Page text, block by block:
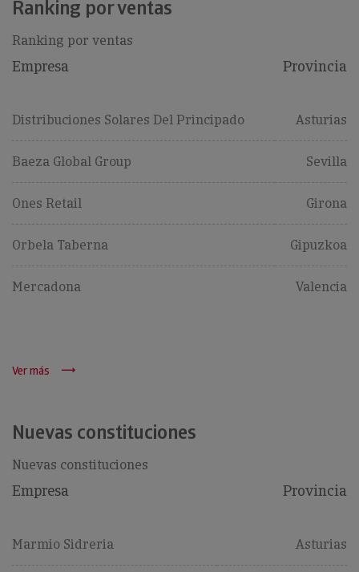
Ranking por ventas
Ranking por ventas
Empresa Provincia
Distribuciones Solares Del Principado Asturias
Baeza Global Group Sevilla
Ones Retail Girona
Orbela Taberna Gipuzkoa
Mercadona Valencia
Ver más
Nuevas constituciones
Nuevas constituciones
Empresa Provincia
Marmio Sidreria Asturias